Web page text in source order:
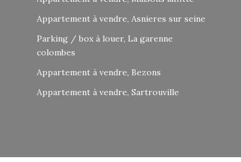
Appartement à vendre, Asnieres sur seine
Parking / box à louer, La garenne
colombes
Appartement à vendre, Bezons
Appartement à vendre, Sartrouville